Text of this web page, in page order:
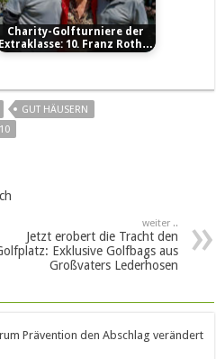
Charity-Golfturniere der
Extraklasse: 10. Franz Roth…
GUT HÄUSERN
weiter ..
Jetzt erobert die Tracht den
Exklusive Golfbags aus
Großvaters Lederhosen
Prävention den Abschlag verändert